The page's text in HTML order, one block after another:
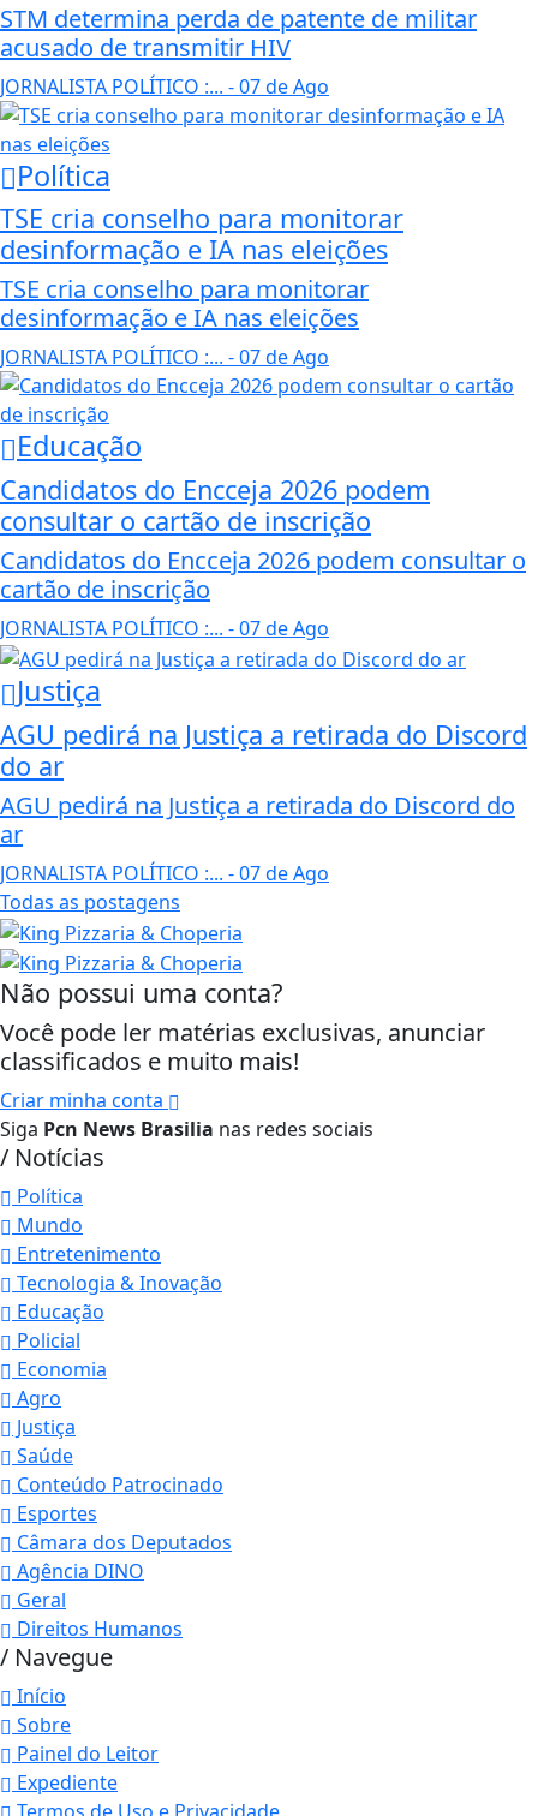
STM determina perda de patente de militar
acusado de transmitir HIV
JORNALISTA POLÍTICO :... - 07 de Ago
Política
TSE cria conselho para monitorar
desinformação e IA nas eleições
TSE cria conselho para monitorar
desinformação e IA nas eleições
JORNALISTA POLÍTICO :... - 07 de Ago
Educação
Candidatos do Encceja 2026 podem
consultar o cartão de inscrição
Candidatos do Encceja 2026 podem consultar o
cartão de inscrição
JORNALISTA POLÍTICO :... - 07 de Ago
Justiça
AGU pedirá na Justiça a retirada do Discord
do ar
AGU pedirá na Justiça a retirada do Discord do
ar
JORNALISTA POLÍTICO :... - 07 de Ago
Todas as postagens
Não possui uma conta?
Você pode ler matérias exclusivas, anunciar
classificados e muito mais!
Criar minha conta
Siga Pcn News Brasilia nas redes sociais
/ Notícias
Política
Mundo
Entretenimento
Tecnologia & Inovação
Educação
Policial
Economia
Agro
Justiça
Saúde
Conteúdo Patrocinado
Esportes
Câmara dos Deputados
Agência DINO
Geral
Direitos Humanos
/ Navegue
Início
Sobre
Painel do Leitor
Expediente